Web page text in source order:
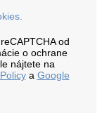
od
o ochrane
nájtete na
a Google